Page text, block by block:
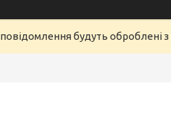
будуть оброблені